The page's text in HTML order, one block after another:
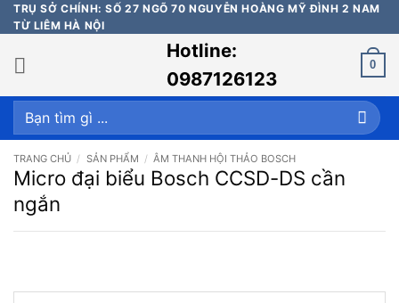
Bỏ
qua
nội
dung
TRỤ SỞ CHÍNH: SỐ 27 NGÕ 70 NGUYỄN HOÀNG MỸ ĐÌNH 2 NAM
TỪ LIÊM HÀ NỘI
Hotline:
0987126123
0
Tìm
kiếm:
TRANG CHỦ / SẢN PHẨM / ÂM THANH HỘI THẢO BOSCH
Micro đại biểu Bosch CCSD-DS cần
ngắn